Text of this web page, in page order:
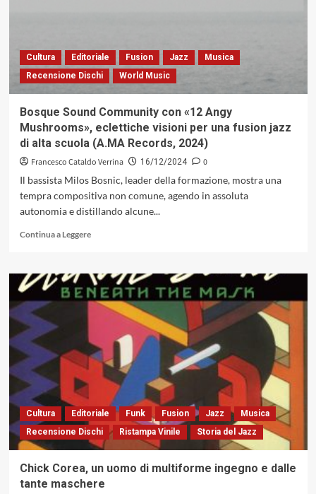
Cultura Editoriale Fusion Jazz
Musica
Recensione Dischi
World Music
Bosque Sound Community con «12 Angy
Mushrooms», eclettiche visioni per una fusion jazz
di alta scuola (A.MA Records, 2024)
Francesco Cataldo Verrina 16/12/2024
0
Il bassista Milos Bosnic, leader della formazione, mostra una
tempra compositiva non comune, agendo in assoluta
autonomia e distillando alcune...
Continua a LeggereLeggi
su
Bosque
Sound
Community
«12
Angy
Mushrooms»,
eclettiche
visioni
per
una
fusion
jazz
alta
scuola
Cultura Editoriale Funk Fusion Jazz
Musica
Recensione Dischi
Ristampa Vinile Storia del Jazz
Chick Corea, un uomo di multiforme ingegno e dalle
tante maschere